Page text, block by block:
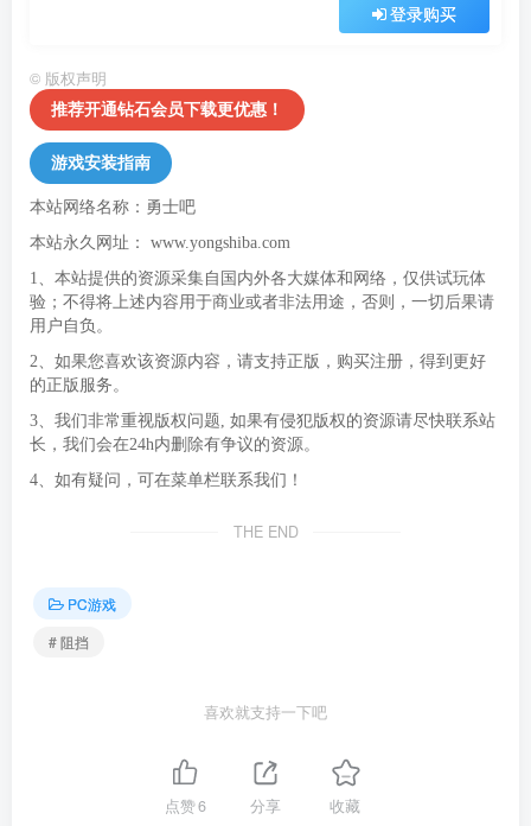
登录购买
© 版权声明
推荐开通钻石会员下载更优惠！
游戏安装指南
本站网络名称：勇士吧
本站永久网址： www.yongshiba.com
1、本站提供的资源采集自国内外各大媒体和网络，仅供试玩体
验；不得将上述内容用于商业或者非法用途，否则，一切后果请
用户自负。
2、如果您喜欢该资源内容，请支持正版，购买注册，得到更好
的正版服务。
3、我们非常重视版权问题, 如果有侵犯版权的资源请尽快联系站
长，我们会在24h内删除有争议的资源。
4、如有疑问，可在菜单栏联系我们！
THE END
PC游戏
# 阻挡
喜欢就支持一下吧
点赞6 分享 收藏